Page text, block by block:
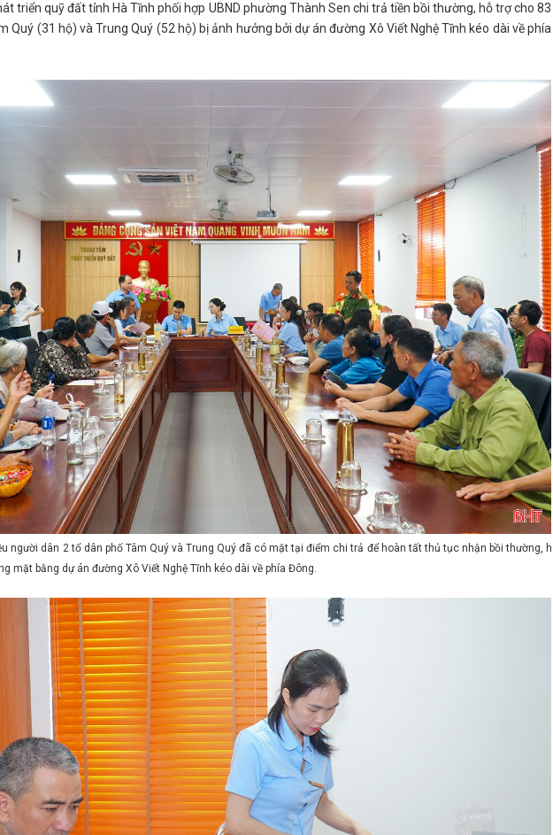
triển quỹ đất tỉnh Hà Tĩnh phối hợp UBND phường Thành Sen chi trả tiền bồi thường, hỗ trợ cho 83
Quý (31 hộ) và Trung Quý (52 hộ) bị ảnh hưởng bởi dự án đường Xô Viết Nghệ Tĩnh kéo dài về phía
người dân 2 tổ dân phố Tâm Quý và Trung Quý đã có mặt tại điểm chi trả để hoàn tất thủ tục nhận bồi thường, hỗ
mặt bằng dự án đường Xô Viết Nghệ Tĩnh kéo dài về phía Đông.